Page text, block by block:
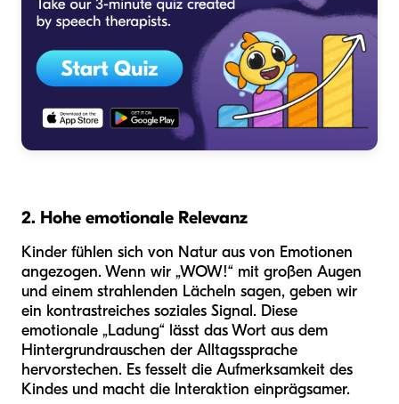
2. Hohe emotionale Relevanz
Kinder fühlen sich von Natur aus von Emotionen
angezogen. Wenn wir „WOW!“ mit großen Augen
und einem strahlenden Lächeln sagen, geben wir
ein kontrastreiches soziales Signal. Diese
emotionale „Ladung“ lässt das Wort aus dem
Hintergrundrauschen der Alltagssprache
hervorstechen. Es fesselt die Aufmerksamkeit des
Kindes und macht die Interaktion einprägsamer.